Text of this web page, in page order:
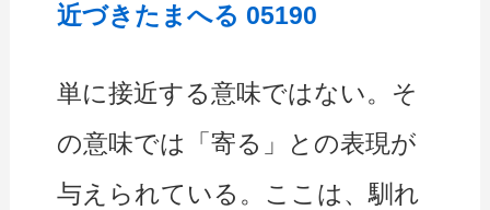
近づきたまへる 05190
単に接近する意味ではない。そ
の意味では「寄る」との表現が
与えられている。ここは、馴れ